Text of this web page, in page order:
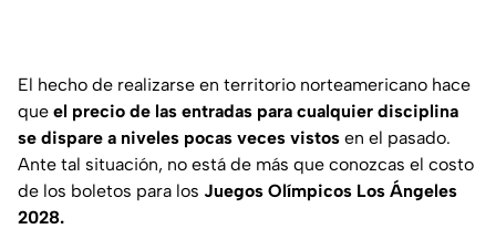
El hecho de realizarse en territorio norteamericano hace
que el precio de las entradas para cualquier disciplina
se dispare a niveles pocas veces vistos en el pasado.
Ante tal situación, no está de más que conozcas el costo
de los boletos para los Juegos Olímpicos Los Ángeles
2028.